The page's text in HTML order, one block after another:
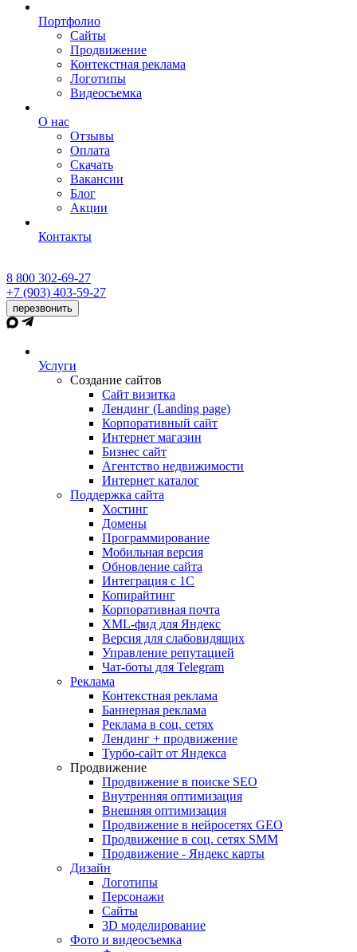
Портфолио
Сайты
Продвижение
Контекстная реклама
Логотипы
Видеосъемка
О нас
Отзывы
Оплата
Скачать
Вакансии
Блог
Акции
Контакты
8 800 302-69-27
+7 (903) 403-59-27
перезвонить
Услуги
Создание сайтов
Сайт визитка
Лендинг (Landing page)
Корпоративный сайт
Интернет магазин
Бизнес сайт
Агентство недвижимости
Интернет каталог
Поддержка сайта
Хостинг
Домены
Программирование
Мобильная версия
Обновление сайта
Интеграция с 1С
Копирайтинг
Корпоративная почта
XML-фид для Яндекс
Версия для слабовидящих
Управление репутацией
Чат-боты для Telegram
Реклама
Контекстная реклама
Баннерная реклама
Реклама в соц. сетях
Лендинг + продвижение
Турбо-сайт от Яндекса
Продвижение
Продвижение в поиске SEO
Внутренняя оптимизация
Внешняя оптимизация
Продвижение в нейросетях GEO
Продвижение в соц. сетях SMM
Продвижение - Яндекс карты
Дизайн
Логотипы
Персонажи
Сайты
3D моделирование
Фото и видеосъемка